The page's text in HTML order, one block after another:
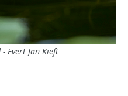
Evert Jan Kieft